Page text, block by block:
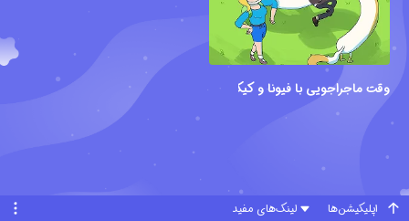
وقت ماجراجویی با فیونا و کیک
اپلیکیشن‌ها لینک‌های مفید